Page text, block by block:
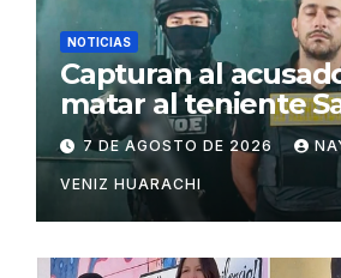
NOTICIAS
Capturan al
matar al teniente
San Matías
7 DE AGOSTO DE 2026
VENIZ HUARACHI